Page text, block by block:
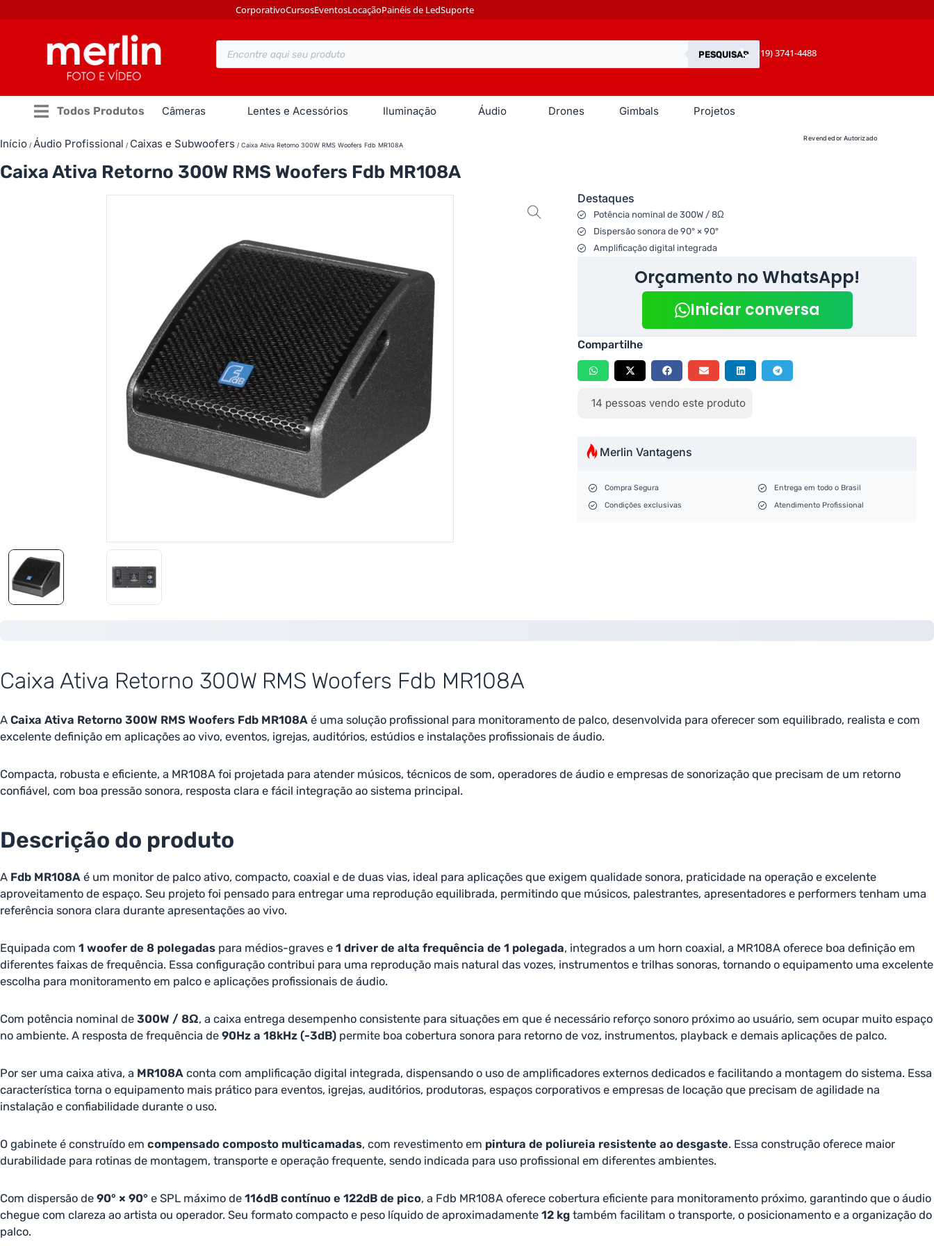
CorporativoCursosEventosLocaçãoPainéis de LedSuporte
PESQUISAR (19) 3741-4488
Todos Produtos Câmeras Lentes e Acessórios Iluminação Áudio Drones Gimbals Projetos
Início / Áudio Profissional / Caixas e Subwoofers / Caixa Ativa Retorno 300W RMS Woofers Fdb MR108A
Caixa Ativa Retorno 300W RMS Woofers Fdb MR108A
Revendedor Autorizado
Destaques
Potência nominal de 300W / 8Ω
Dispersão sonora de 90° × 90°
Amplificação digital integrada
Orçamento no WhatsApp!
Iniciar conversa
Compartilhe
14 pessoas vendo este produto
Merlin Vantagens
Compra Segura
Condições exclusivas
Entrega em todo o Brasil
Atendimento Profissional
Caixa Ativa Retorno 300W RMS Woofers Fdb MR108A
A Caixa Ativa Retorno 300W RMS Woofers Fdb MR108A é uma solução profissional para monitoramento de palco, desenvolvida para oferecer som equilibrado, realista e com
excelente definição em aplicações ao vivo, eventos, igrejas, auditórios, estúdios e instalações profissionais de áudio.
Compacta, robusta e eficiente, a MR108A foi projetada para atender músicos, técnicos de som, operadores de áudio e empresas de sonorização que precisam de um retorno
confiável, com boa pressão sonora, resposta clara e fácil integração ao sistema principal.
Descrição do produto
A Fdb MR108A é um monitor de palco ativo, compacto, coaxial e de duas vias, ideal para aplicações que exigem qualidade sonora, praticidade na operação e excelente
aproveitamento de espaço. Seu projeto foi pensado para entregar uma reprodução equilibrada, permitindo que músicos, palestrantes, apresentadores e performers tenham uma
referência sonora clara durante apresentações ao vivo.
Equipada com 1 woofer de 8 polegadas para médios-graves e 1 driver de alta frequência de 1 polegada, integrados a um horn coaxial, a MR108A oferece boa definição em
diferentes faixas de frequência. Essa configuração contribui para uma reprodução mais natural das vozes, instrumentos e trilhas sonoras, tornando o equipamento uma excelente
escolha para monitoramento em palco e aplicações profissionais de áudio.
Com potência nominal de 300W / 8Ω, a caixa entrega desempenho consistente para situações em que é necessário reforço sonoro próximo ao usuário, sem ocupar muito espaço
no ambiente. A resposta de frequência de 90Hz a 18kHz (-3dB) permite boa cobertura sonora para retorno de voz, instrumentos, playback e demais aplicações de palco.
Por ser uma caixa ativa, a MR108A conta com amplificação digital integrada, dispensando o uso de amplificadores externos dedicados e facilitando a montagem do sistema. Essa
característica torna o equipamento mais prático para eventos, igrejas, auditórios, produtoras, espaços corporativos e empresas de locação que precisam de agilidade na
instalação e confiabilidade durante o uso.
O gabinete é construído em compensado composto multicamadas, com revestimento em pintura de poliureia resistente ao desgaste. Essa construção oferece maior
durabilidade para rotinas de montagem, transporte e operação frequente, sendo indicada para uso profissional em diferentes ambientes.
Com dispersão de 90° × 90° e SPL máximo de 116dB contínuo e 122dB de pico, a Fdb MR108A oferece cobertura eficiente para monitoramento próximo, garantindo que o áudio
chegue com clareza ao artista ou operador. Seu formato compacto e peso líquido de aproximadamente 12 kg também facilitam o transporte, o posicionamento e a organização do
palco.